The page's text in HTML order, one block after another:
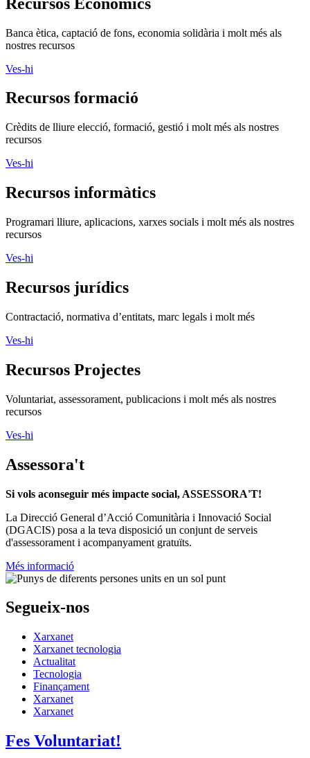
Banca ètica, captació de fons, economia solidària i molt més als
nostres recursos
Ves-hi
Recursos formació
Crèdits de lliure elecció, formació, gestió i molt més als nostres
recursos
Ves-hi
Recursos informàtics
Programari lliure, aplicacions, xarxes socials i molt més als nostres
recursos
Ves-hi
Recursos jurídics
Contractació, normativa d’entitats, marc legals i molt més
Ves-hi
Recursos Projectes
Voluntariat, assessorament, publicacions i molt més als nostres
recursos
Ves-hi
Assessora't
Si vols aconseguir més impacte social, ASSESSORA'T!
La Direcció General d’Acció Comunitària i Innovació Social
(DGACIS) posa a la teva disposició un conjunt de serveis
d'assessorament i acompanyament gratuïts.
Més informació
Segueix-nos
Xarxanet
Xarxanet tecnologia
Actualitat
Tecnologia
Finançament
Xarxanet
Xarxanet
Fes Voluntariat!